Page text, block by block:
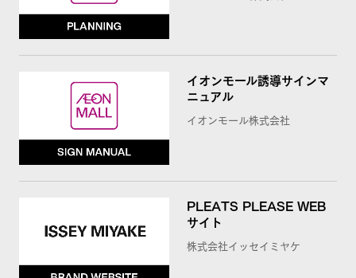
イオンモール誘導サインマ
ニュアル
イオンモール株式会社
PLEATS PLEASE WEB
サイト
株式会社イッセイミヤケ